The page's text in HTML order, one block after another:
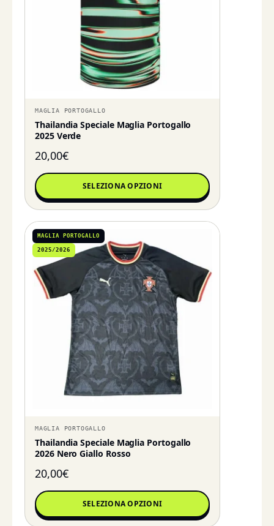
MAGLIA PORTOGALLO
Thailandia Speciale Maglia Portogallo
2025 Verde
20,00€
SELEZIONA OPZIONI
MAGLIA PORTOGALLO
2025/2026
MAGLIA PORTOGALLO
Thailandia Speciale Maglia Portogallo
2026 Nero Giallo Rosso
20,00€
SELEZIONA OPZIONI